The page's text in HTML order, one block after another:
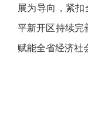
展为导向，紧扣
平新开区持续完
赋能全省经济社